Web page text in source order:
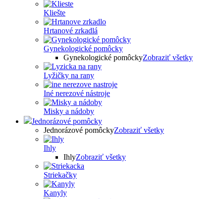
Kliešte
Hrtanové zrkadlá
Gynekologické pomôcky
Gynekologické pomôckyZobraziť všetky
Lyžičky na rany
Iné nerezové nástroje
Misky a nádoby
Jednorázové pomôcky
Jednorázové pomôckyZobraziť všetky
Ihly
IhlyZobraziť všetky
Striekačky
Kanyly